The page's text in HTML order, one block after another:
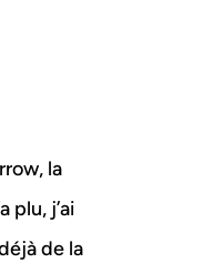
la
plu, j’ai
de la